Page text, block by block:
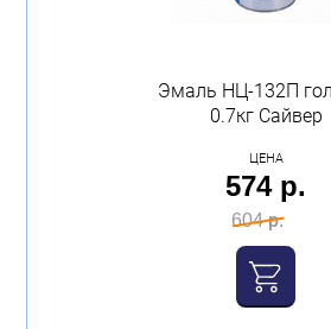
Эмаль НЦ-132П
0.7кг Сайвер
ЦЕНА
574 р.
604 р.